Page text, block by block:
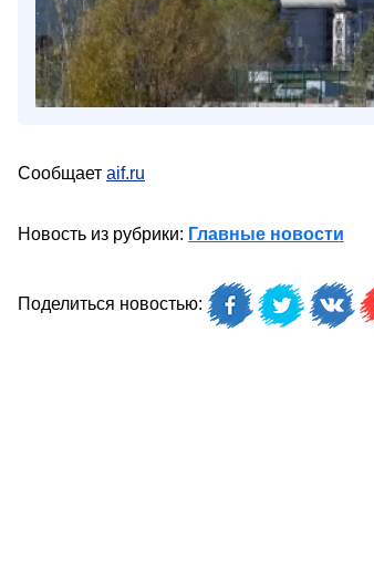
Сообщает aif.ru
Новость из рубрики: Главные новости
Поделиться новостью: